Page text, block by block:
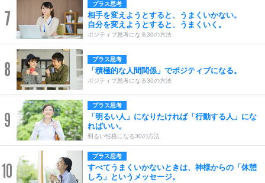
7
プラス思考
相手を変えようとすると、うまくいかない。
自分を変えようとすると、うまくいく。
ポジティブ思考になる30の方法
8 プラス思考
「積極的な人間関係」でポジティブになる。
ポジティブ思考になる30の方法
9
プラス思考
「明るい人」になりたければ「行動する人」にな
ればいい。
明るい性格になる30の方法
10
プラス思考
すべてうまくいかないときは、神様からの「休憩
しろ」というメッセージ。